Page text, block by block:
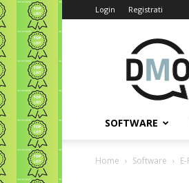
Login Registrati
SOFTWARE
Home Software